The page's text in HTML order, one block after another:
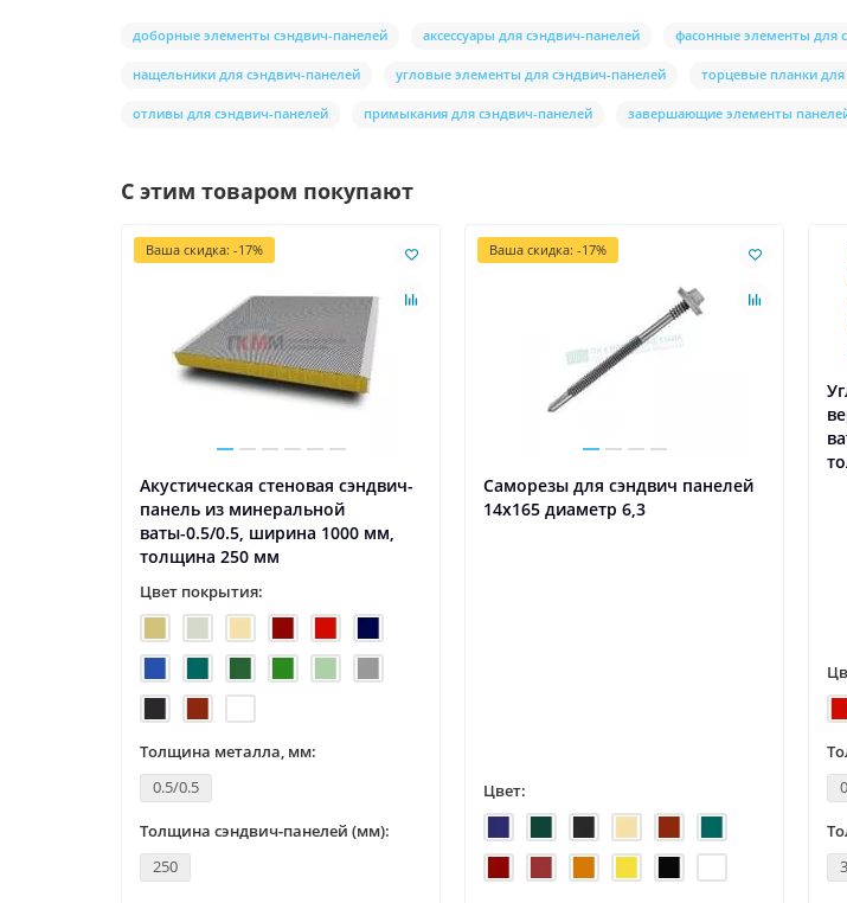
доборные элементы сэндвич-панелей аксессуары для сэндвич-панелей фасонные элементы для
нащельники для сэндвич-панелей угловые элементы для сэндвич-панелей торцевые планки
отливы для сэндвич-панелей примыкания для сэндвич-панелей завершающие элементы
С этим товаром покупают
Ваша скидка: -17%
Акустическая стеновая сэндвич-
панель из минеральной
ваты-0.5/0.5, ширина 1000 мм,
толщина 250 мм
Цвет покрытия:
Толщина металла, мм:
0.5/0.5
Толщина сэндвич-панелей (мм):
250
Ваша скидка: -17%
Саморезы для сэндвич панелей
14x165 диаметр 6,3
Цвет: